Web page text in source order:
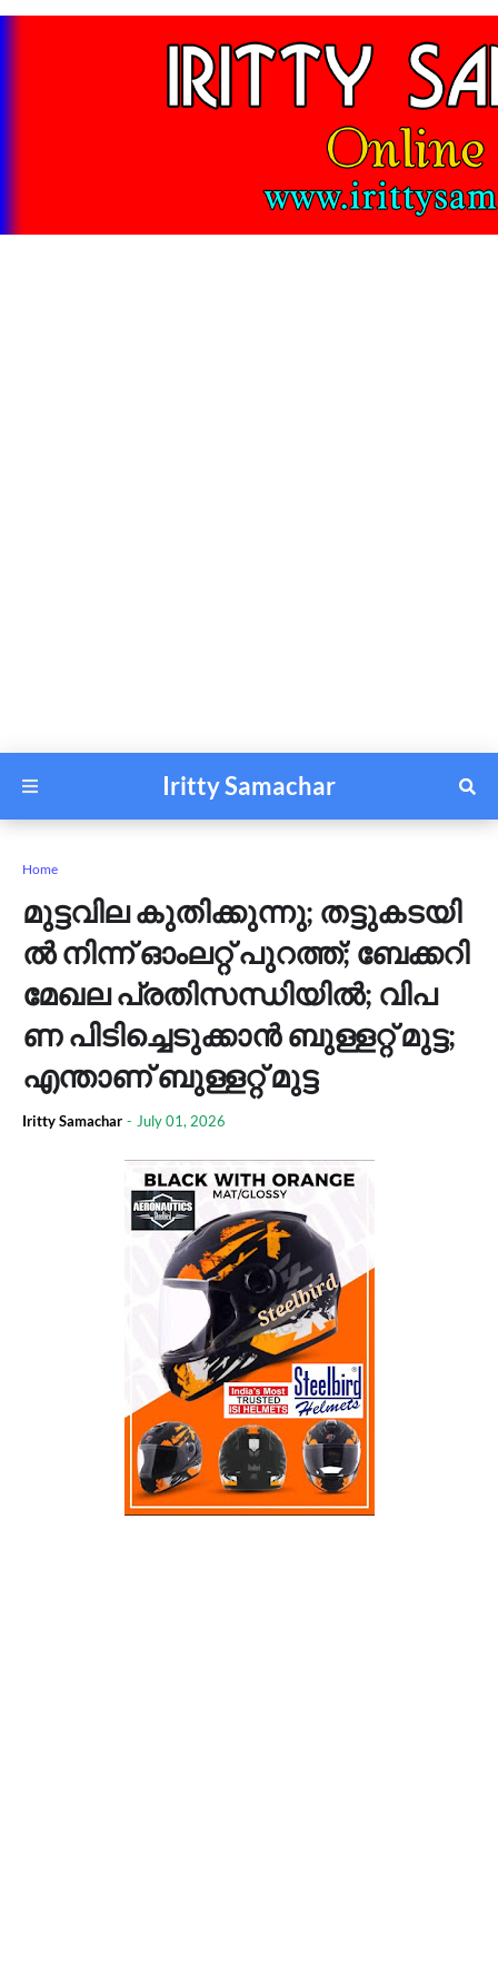
Iritty Samachar
Home
മു​ട്ട​വി​ല കു​തി​ക്കു​ന്നു; ത​ട്ടു​ക​ട​യി​
ൽ നി​ന്ന് ഓം​ല​റ്റ് പു​റ​ത്ത്; ബേ​ക്ക​റി
മേ​ഖ​ല പ്ര​തി​സ​ന്ധി​യി​ല്‍; വി​പ​
ണ പി​ടി​ച്ചെ​ടു​ക്കാ​ൻ ബു​ള്ള​റ്റ് മു​ട്ട;
എ​ന്താ​ണ് ബു​ള്ള​റ്റ് മു​ട്ട
Iritty Samachar - July 01, 2026